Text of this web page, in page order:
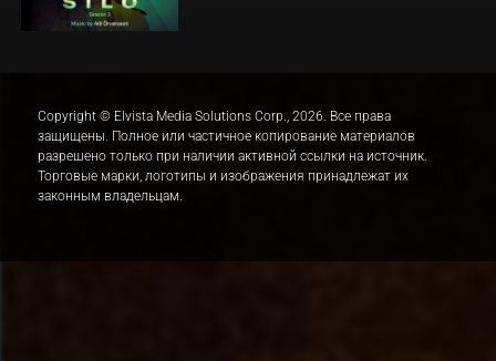
Copyright © Elvista Media Solutions Corp., 2026. Все права
защищены. Полное или частичное копирование материалов
разрешено только при наличии активной ссылки на источник.
Торговые марки, логотипы и изображения принадлежат их
законным владельцам.